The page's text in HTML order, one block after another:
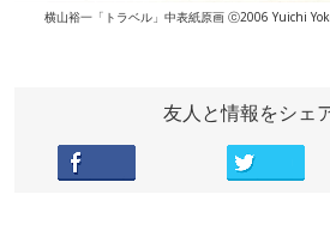
横山裕一「トラベル」中表紙原画 ⓒ2006 Yuichi
友人と情報をシェ